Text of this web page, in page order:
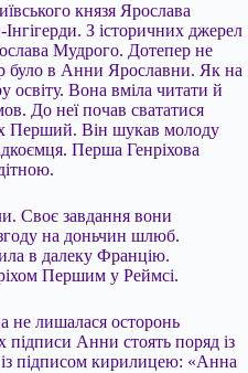
князя Ярослава
З історичних джерел
Мудрого. Дотепер не
було в Анни Ярославни. Як на
освіту. Вона вміла читати й
До неї почав свататися
Перший. Він шукав молоду
Перша Генріхова
Своє завдання вони
на доньчин шлюб.
в далеку Францію.
Першим у Реймсі.
не лишалася осторонь
Анни стоять поряд із
із підписом кирилицею: «Анна